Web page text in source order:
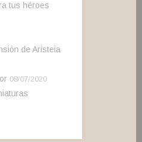
tus héroes
de Aristeia
08/07/2020